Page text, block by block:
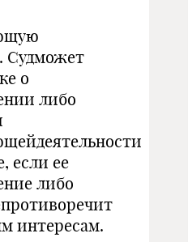
Судможет
о
либо
если ее
либо
интересам.